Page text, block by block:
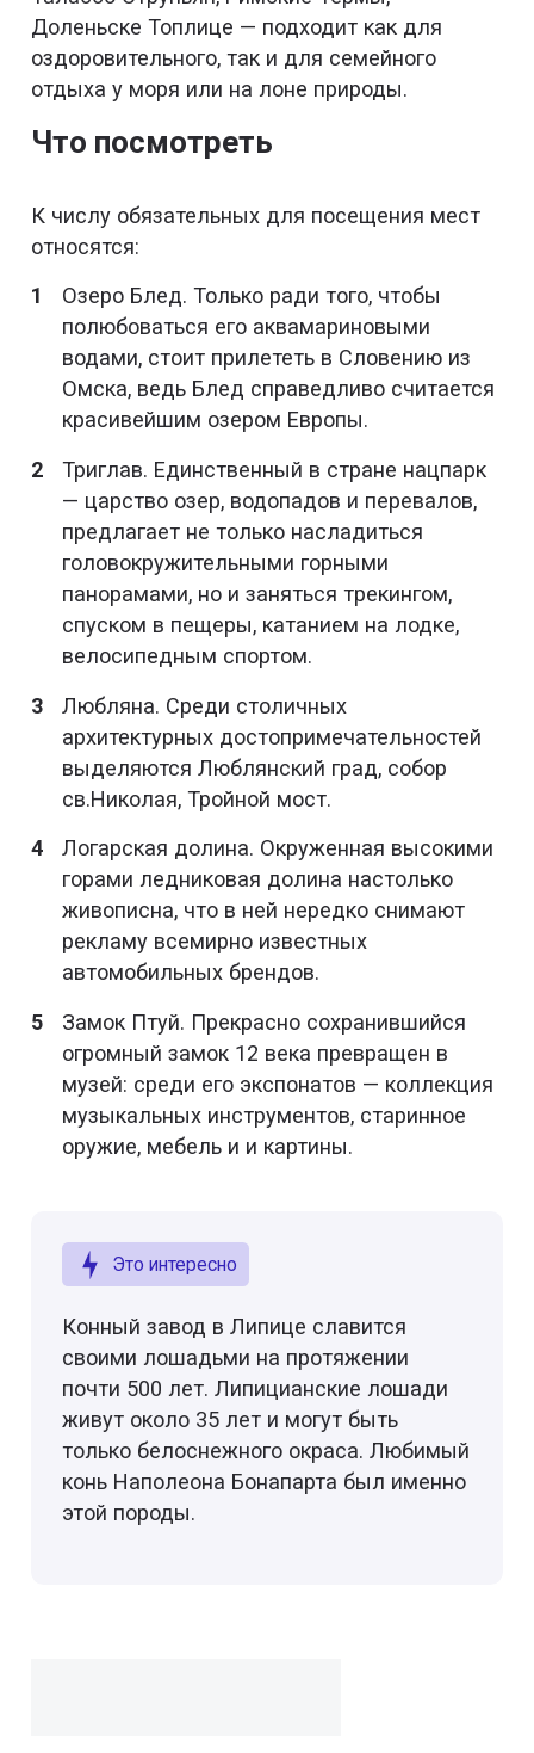
Доленьске Топлице — подходит как для
оздоровительного, так и для семейного
отдыха у моря или на лоне природы.
Что посмотреть
К числу обязательных для посещения мест
относятся:
Озеро Блед. Только ради того, чтобы
полюбоваться его аквамариновыми
водами, стоит прилететь в Словению из
Омска, ведь Блед справедливо считается
красивейшим озером Европы.
Триглав. Единственный в стране нацпарк
— царство озер, водопадов и перевалов,
предлагает не только насладиться
головокружительными горными
панорамами, но и заняться трекингом,
спуском в пещеры, катанием на лодке,
велосипедным спортом.
Любляна. Среди столичных
архитектурных достопримечательностей
выделяются Люблянский град, собор
св.Николая, Тройной мост.
Логарская долина. Окруженная высокими
горами ледниковая долина настолько
живописна, что в ней нередко снимают
рекламу всемирно известных
автомобильных брендов.
Замок Птуй. Прекрасно сохранившийся
огромный замок 12 века превращен в
музей: среди его экспонатов — коллекция
музыкальных инструментов, старинное
оружие, мебель и и картины.
Это интересно
Конный завод в Липице славится
своими лошадьми на протяжении
почти 500 лет. Липицианские лошади
живут около 35 лет и могут быть
только белоснежного окраса. Любимый
конь Наполеона Бонапарта был именно
этой породы.